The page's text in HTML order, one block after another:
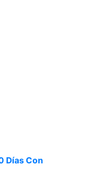
Días Con